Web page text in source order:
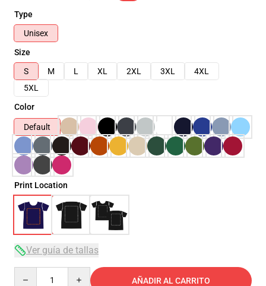
Type
Unisex
Size
S
M L XL 2XL 3XL
4XL
5XL
Color
Default
Print Location
Ver guía de tallas
AÑADIR AL CARRITO